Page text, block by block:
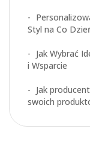
Styl na Co
Jak Wybrać
i Wsparcie
Jak
swoich